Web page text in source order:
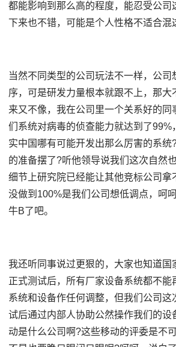
都能影响到那么高的程度，能忍受公司
下来也不错，可能是个人性格不适合混
当然不同类型的公司玩法不一样，公司
序，可是研发力量根本就跟不上，那大
来又不像，我在公司里一个关系好的同
们系统对病毒的侦查能力就达到了99%
实中国哪有可能开发出那么厉害的系统
的准备摆了?听他领导说我们这次自然
细节上研究院已经能让其他竞标公司拿
没做到100%是我们公司想低调点，呵
牛B了吧。
我还听同事说过更狠的，大家也知道国
正式测试后，所有厂家设备系统都不能
系统和设备作任何调整，但我们公司这
试后通过内部人协助公然操作我们的设
动是什么公司啊?这些移动的评委是不